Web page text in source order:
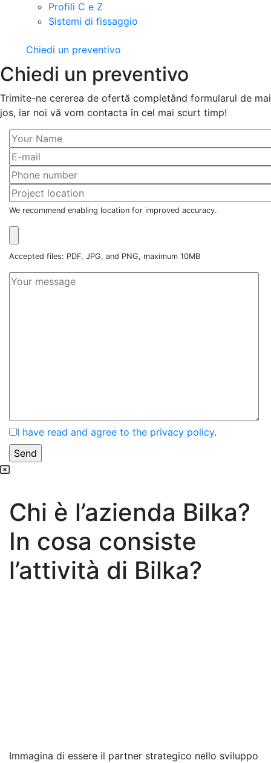
Profili C e Z
Sistemi di fissaggio
Chiedi un preventivo
Chiedi un preventivo
Trimite-ne cererea de ofertă completând formularul de mai
jos, iar noi vă vom contacta în cel mai scurt timp!
We recommend enabling location for improved accuracy.
Accepted files: PDF, JPG, and PNG, maximum 10MB
I have read and agree to the privacy policy.
Chi è l’azienda Bilka?
In cosa consiste
l’attività di Bilka?
Immagina di essere il partner strategico nello sviluppo